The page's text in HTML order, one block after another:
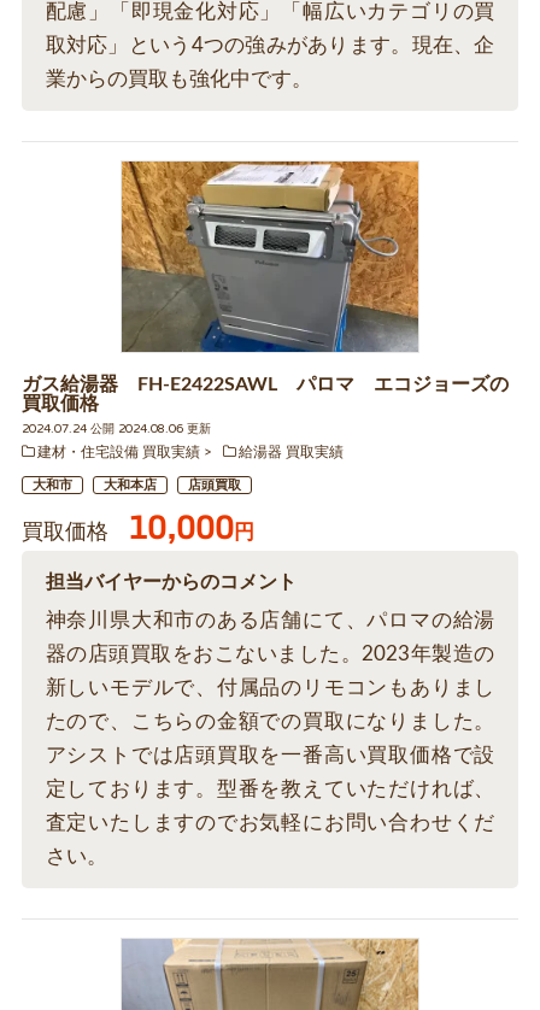
配慮」「即現金化対応」「幅広いカテゴリの買
取対応」という4つの強みがあります。現在、企
業からの買取も強化中です。
ガス給湯器 FH-E2422SAWL パロマ エコジョーズの
買取価格
2024.07.24 公開 2024.08.06 更新
建材・住宅設備 買取実績
給湯器 買取実績
大和市 大和本店 店頭買取
買取価格 10,000円
担当バイヤーからのコメント
神奈川県大和市のある店舗にて、パロマの給湯
器の店頭買取をおこないました。2023年製造の
新しいモデルで、付属品のリモコンもありまし
たので、こちらの金額での買取になりました。
アシストでは店頭買取を一番高い買取価格で設
定しております。型番を教えていただければ、
査定いたしますのでお気軽にお問い合わせくだ
さい。